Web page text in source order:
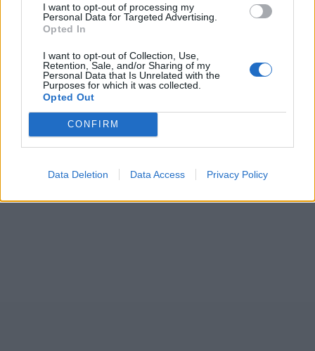
I want to opt-out of processing my
Personal Data for Targeted Advertising.
Opted In
I want to opt-out of Collection, Use,
Retention, Sale, and/or Sharing of my
Personal Data that Is Unrelated with the
Purposes for which it was collected.
Opted Out
CONFIRM
Data Deletion Data Access Privacy Policy